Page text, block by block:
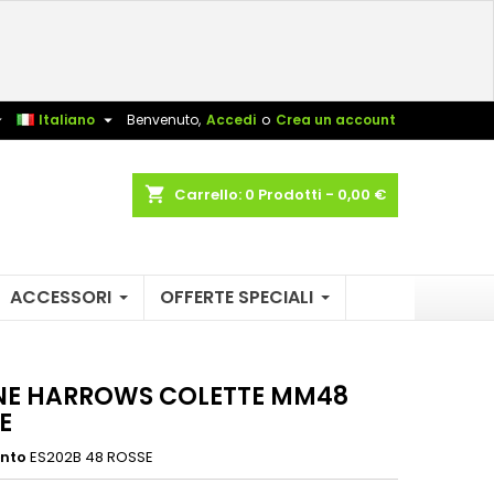
Benvenuto, Accedi o Crea un account
Italiano 
shopping_cart Carrello: 0 Prodotti - 0,00 €
ACCESSORI OFFERTE SPECIALI
HARROWS COLETTE MM48
ES202B 48 ROSSE